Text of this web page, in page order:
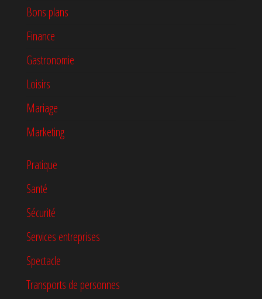
Bons plans
Finance
Gastronomie
Loisirs
Mariage
Marketing
Pratique
Santé
Sécurité
Services entreprises
Spectacle
Transports de personnes